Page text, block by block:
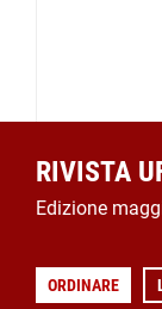
RIVISTA
Edizione
ORDINARE